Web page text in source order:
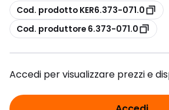
copia
Cod. prodotto KER6.373-071.0
copia
Cod. produttore 6.373-071.0
Accedi per visualizzare prezzi e